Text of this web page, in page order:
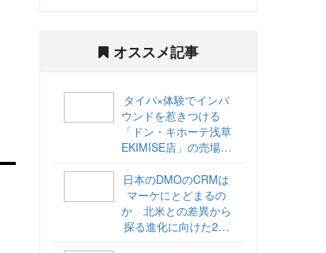
オススメ記事
タイパ×体験でインバ
ウンドを惹きつける
「ドン・キホーテ浅草
EKIMISE店」の売場づ
日本のDMOのCRMは
マーケにとどまるの
か 北米との差異から
探る進化に向けた2ス